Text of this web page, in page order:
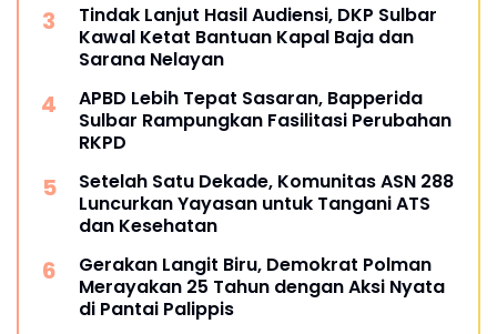
Tindak Lanjut Hasil Audiensi, DKP Sulbar
Kawal Ketat Bantuan Kapal Baja dan
Sarana Nelayan
APBD Lebih Tepat Sasaran, Bapperida
Sulbar Rampungkan Fasilitasi Perubahan
RKPD
Setelah Satu Dekade, Komunitas ASN 288
Luncurkan Yayasan untuk Tangani ATS
dan Kesehatan
Gerakan Langit Biru, Demokrat Polman
Merayakan 25 Tahun dengan Aksi Nyata
di Pantai Palippis